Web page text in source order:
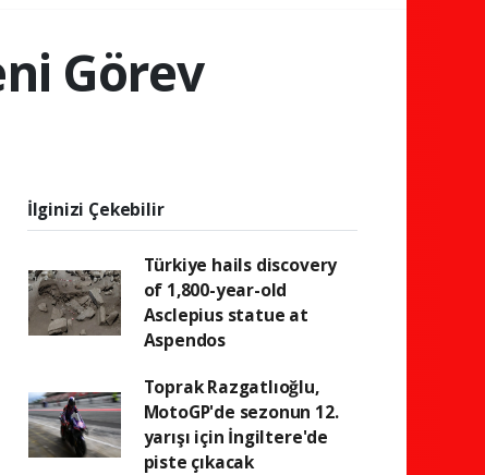
Görev
İlginizi Çekebilir
Türkiye hails discovery
of 1,800-year-old
Asclepius statue at
Aspendos
Toprak Razgatlıoğlu,
MotoGP'de sezonun 12.
yarışı için İngiltere'de
piste çıkacak